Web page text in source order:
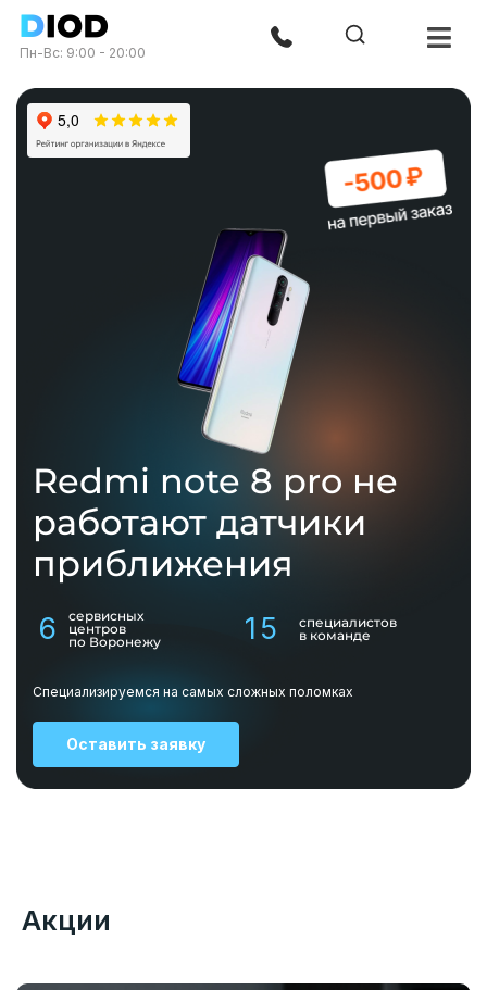
Пн-Вс: 9:00 - 20:00
Redmi note 8 pro не
работают датчики
приближения
6
сервисных
центров
по Воронежу
15
специалистов
в команде
Специализируемся на самых сложных поломках
Оставить заявку
Акции